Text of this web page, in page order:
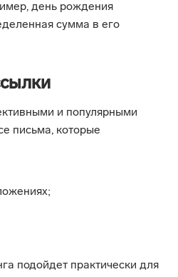
день рождения
сумма в его
и популярными
письма, которые
подойдет практически для